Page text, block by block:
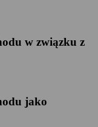
w związku z
jako